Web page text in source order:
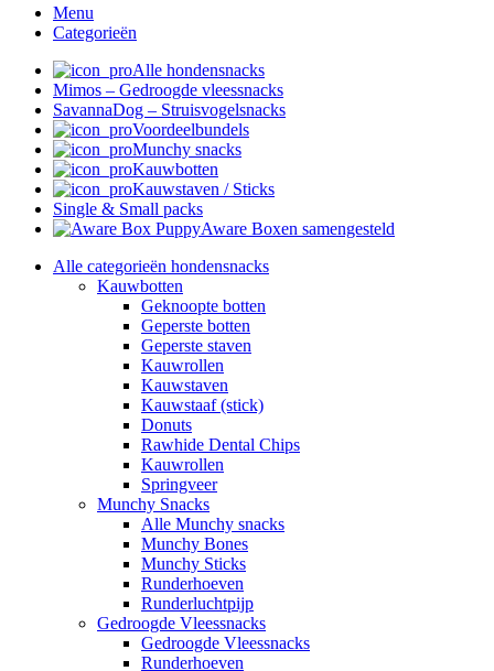
Menu
Categorieën
Alle hondensnacks
Mimos – Gedroogde vleessnacks
SavannaDog – Struisvogelsnacks
Voordeelbundels
Munchy snacks
Kauwbotten
Kauwstaven / Sticks
Single & Small packs
Aware Boxen samengesteld
Alle categorieën hondensnacks
Kauwbotten
Geknoopte botten
Geperste botten
Geperste staven
Kauwrollen
Kauwstaven
Kauwstaaf (stick)
Donuts
Rawhide Dental Chips
Kauwrollen
Springveer
Munchy Snacks
Alle Munchy snacks
Munchy Bones
Munchy Sticks
Runderhoeven
Runderluchtpijp
Gedroogde Vleessnacks
Gedroogde Vleessnacks
Runderhoeven